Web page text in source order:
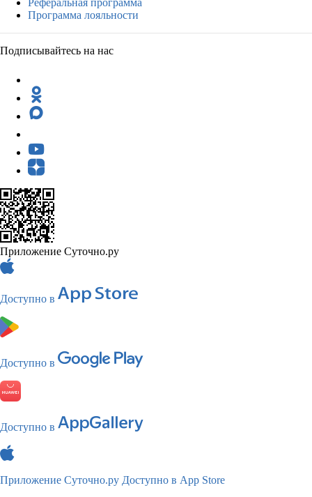
Программа лояльности
Подписывайтесь на нас
Приложение Суточно.ру
Доступно в
Доступно в
Доступно в
Приложение Суточно.ру Доступно в App Store